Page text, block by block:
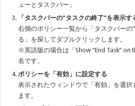
ューとタスクバー」
「タスクバーの”タスクの終了”を表示す
右側のポリシー一覧から「タスクバーの
る」を探してダブルクリックします。
※英語版の場合は「Show “End Task” on
名です。
ポリシーを「有効」に設定する
表示されたウィンドウで「有効」を選択
ます。